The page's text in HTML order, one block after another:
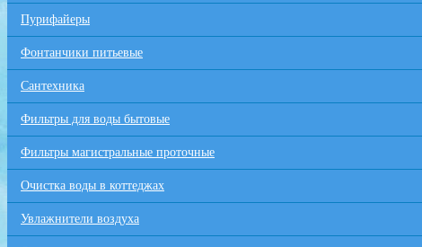
Пурифайеры
Фонтанчики питьевые
Сантехника
Фильтры для воды бытовые
Фильтры магистральные проточные
Очистка воды в коттеджах
Увлажнители воздуха